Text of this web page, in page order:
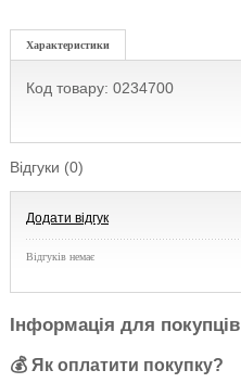
Характеристики
Код товару: 0234700
Відгуки (0)
Додати відгук
Відгуків немає
Інформація для покупців
💰 Як оплатити покупку?